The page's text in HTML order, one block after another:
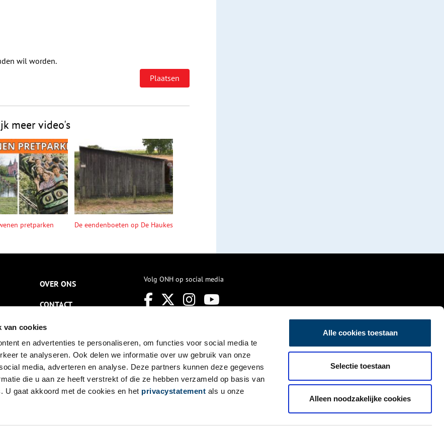
van cookies
en advertenties te personaliseren, om functies voor social media te
te analyseren. Ook delen we informatie over uw gebruik van onze
media, adverteren en analyse. Deze partners kunnen deze gegevens
die u aan ze heeft verstrekt of die ze hebben verzameld op basis van
U gaat akkoord met de cookies en het privacystatement als u onze
Alle cookies toestaan
Selectie toestaan
Alleen noodzakelijke cookies
wil worden.
meer video's
pretparken De eendenboeten op De Haukes
OVER ONS
CONTACT
NIEUWSBRIEF
DISCLAIMER
PRIVACY
TOEGANKELIJKHEID
Volg ONH op social media